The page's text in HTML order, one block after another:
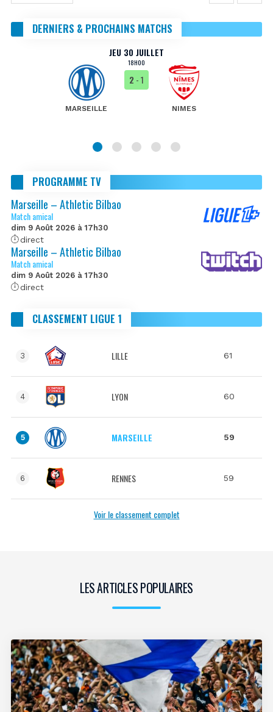
DERNIERS & PROCHAINS MATCHS
JEU 30 JUILLET
18H00
MARSEILLE
2 - 1
NIMES
PROGRAMME TV
Marseille – Athletic Bilbao
Match amical
dim 9 Août 2026 à 17h30
direct
Marseille – Athletic Bilbao
Match amical
dim 9 Août 2026 à 17h30
direct
CLASSEMENT LIGUE 1
3 LILLE 61
4 LYON 60
5 MARSEILLE 59
6 RENNES 59
Voir le classement complet
LES ARTICLES POPULAIRES